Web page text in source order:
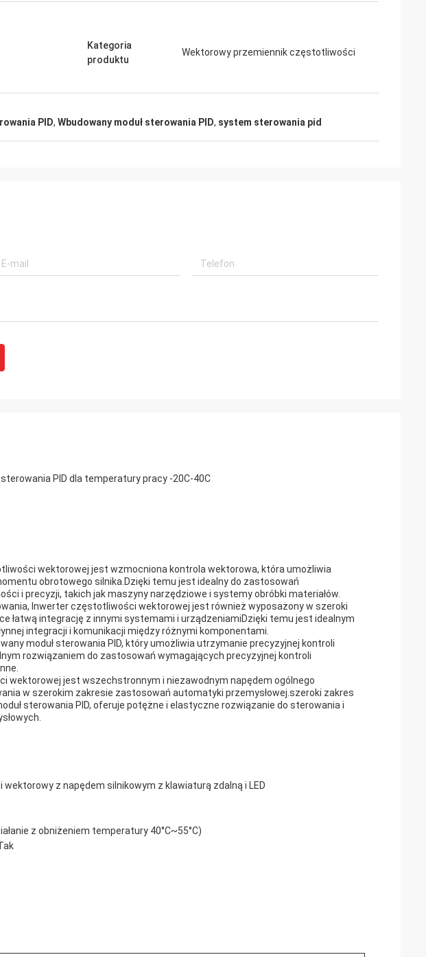
Kategoria
produktu
Wektorowy przemiennik częstotliwości
PID, Wbudowany moduł sterowania PID, system sterowania pid
PID dla temperatury pracy -20C-40C
wektorowej jest wzmocniona kontrola wektorowa, która umożliwia
obrotowego silnika.Dzięki temu jest idealny do zastosowań
i precyzji, takich jak maszyny narzędziowe i systemy obróbki materiałów.
Inwerter częstotliwości wektorowej jest również wyposażony w szeroki
łatwą integrację z innymi systemami i urządzeniamiDzięki temu jest idealnym
integracji i komunikacji między różnymi komponentami.
moduł sterowania PID, który umożliwia utrzymanie precyzyjnej kontroli
rozwiązaniem do zastosowań wymagających precyzyjnej kontroli
wektorowej jest wszechstronnym i niezawodnym napędem ogólnego
w szerokim zakresie zastosowań automatyki przemysłowej.szeroki zakres
sterowania PID, oferuje potężne i elastyczne rozwiązanie do sterowania i
z napędem silnikowym z klawiaturą zdalną i LED
z obniżeniem temperatury 40°C~55°C)